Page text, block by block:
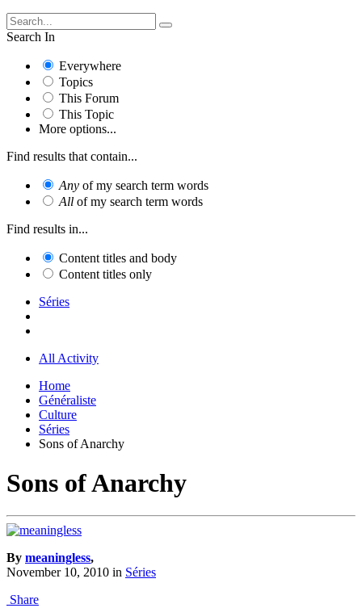
Search In
Everywhere
Topics
This Forum
This Topic
More options...
Find results that contain...
Any of my search term words
All of my search term words
Find results in...
Content titles and body
Content titles only
Séries
All Activity
Home
Généraliste
Culture
Séries
Sons of Anarchy
Sons of Anarchy
By meaningless,
November 10, 2010 in Séries
Share